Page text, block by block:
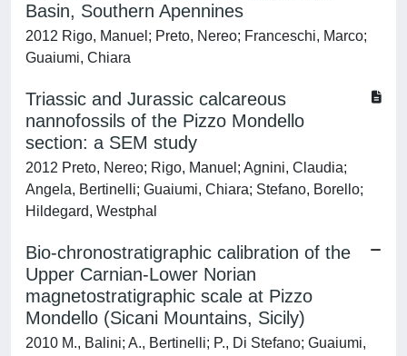
Basin, Southern Apennines
2012 Rigo, Manuel; Preto, Nereo; Franceschi, Marco;
Guaiumi, Chiara
Triassic and Jurassic calcareous
nannofossils of the Pizzo Mondello
section: a SEM study
2012 Preto, Nereo; Rigo, Manuel; Agnini, Claudia;
Angela, Bertinelli; Guaiumi, Chiara; Stefano, Borello;
Hildegard, Westphal
Bio-chronostratigraphic calibration of the
Upper Carnian-Lower Norian
magnetostratigraphic scale at Pizzo
Mondello (Sicani Mountains, Sicily)
2010 M., Balini; A., Bertinelli; P., Di Stefano; Guaiumi,